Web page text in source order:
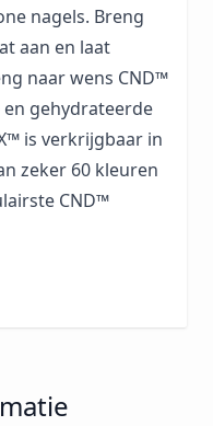
nagels. Breng
aan en laat
naar wens CND™
en gehydrateerde
is verkrijgbaar in
zeker 60 kleuren
CND™